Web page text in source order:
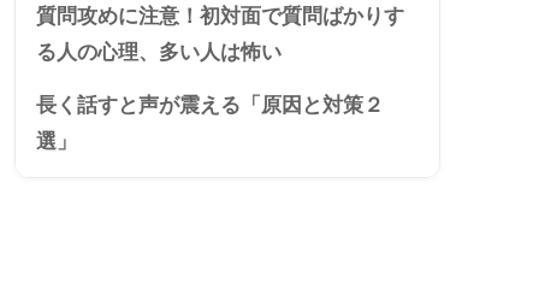
質問攻めに注意！初対面で質問ばかりす
る人の心理、多い人は怖い
長く話すと声が震える「原因と対策２
選」